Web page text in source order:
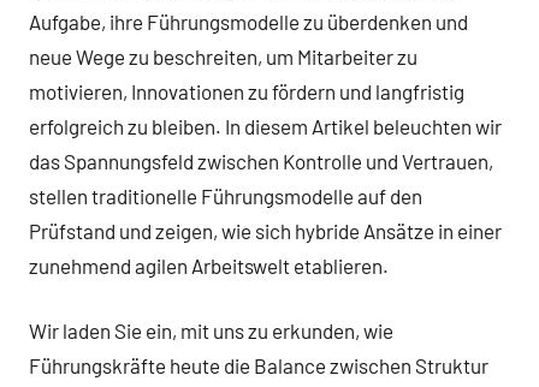
Aufgabe, ihre Führungsmodelle zu überdenken und
neue Wege zu beschreiten, um Mitarbeiter zu
motivieren, Innovationen zu fördern und langfristig
erfolgreich zu bleiben. In diesem Artikel beleuchten wir
das Spannungsfeld zwischen Kontrolle und Vertrauen,
stellen traditionelle Führungsmodelle auf den
Prüfstand und zeigen, wie sich hybride Ansätze in einer
zunehmend agilen Arbeitswelt etablieren.
Wir laden Sie ein, mit uns zu erkunden, wie
Führungskräfte heute die Balance zwischen Struktur